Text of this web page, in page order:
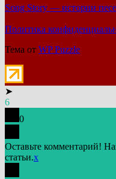
Song Story — истории
Политика
Тема от WP Puzzle
➤
6
0
Оставьте комментарий!
статьи.x